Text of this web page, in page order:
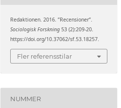
Redaktionen. 2016. ”Recensioner”.
Sociologisk Forskning 53 (2):209-20.
https://doi.org/10.37062/sf.53.18257.
Fler referensstilar
NUMMER